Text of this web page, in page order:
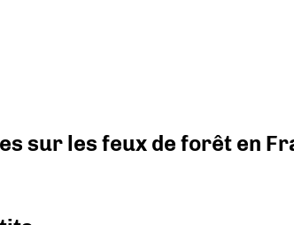
sur les feux de forêt en